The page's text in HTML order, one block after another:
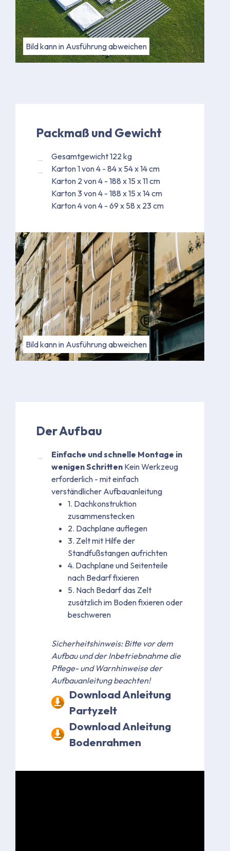
Bild kann in Ausführung abweichen
Packmaß und Gewicht
Gesamtgewicht 122 kg
Karton 1 von 4 - 84 x 54 x 14 cm
Karton 2 von 4 - 188 x 15 x 11 cm
Karton 3 von 4 - 188 x 15 x 14 cm
Karton 4 von 4 - 69 x 58 x 23 cm
Bild kann in Ausführung abweichen
Der Aufbau
Einfache und schnelle Montage in
wenigen Schritten Kein Werkzeug
erforderlich - mit einfach
verständlicher Aufbauanleitung
1. Dachkonstruktion
zusammenstecken
2. Dachplane auflegen
3. Zelt mit Hilfe der
Standfußstangen aufrichten
4. Dachplane und Seitenteile
nach Bedarf fixieren
5. Nach Bedarf das Zelt
zusätzlich im Boden fixieren oder
beschweren
Sicherheitshinweis: Bitte vor dem
Aufbau und der Inbetriebnahme die
Pflege- und Warnhinweise der
Aufbauanleitung beachten!
Download Anleitung
Partyzelt
Download Anleitung
Bodenrahmen